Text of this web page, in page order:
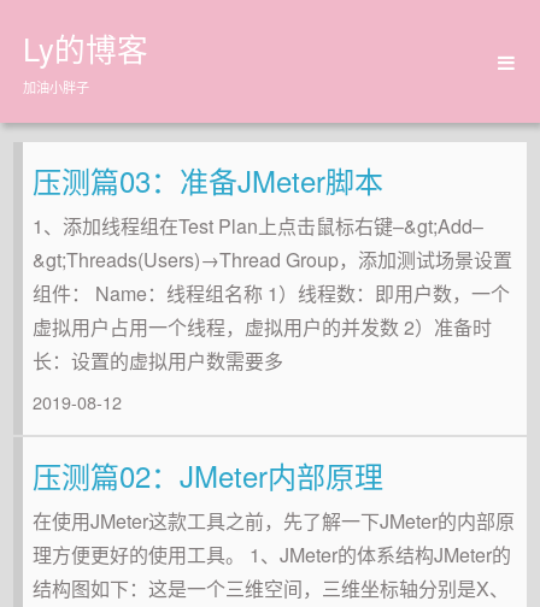
Ly的博客
加油小胖子
首页
归档
关于
压测篇03：准备JMeter脚本
1、添加线程组在Test Plan上点击鼠标右键–&gt;Add–
&gt;Threads(Users)→Thread Group，添加测试场景设置
组件： Name：线程组名称 1）线程数：即用户数，一个
虚拟用户占用一个线程，虚拟用户的并发数 2）准备时
长：设置的虚拟用户数需要多
2019-08-12
压测篇02：JMeter内部原理
在使用JMeter这款工具之前，先了解一下JMeter的内部原
理方便更好的使用工具。 1、JMeter的体系结构JMeter的
结构图如下：这是一个三维空间，三维坐标轴分别是X、